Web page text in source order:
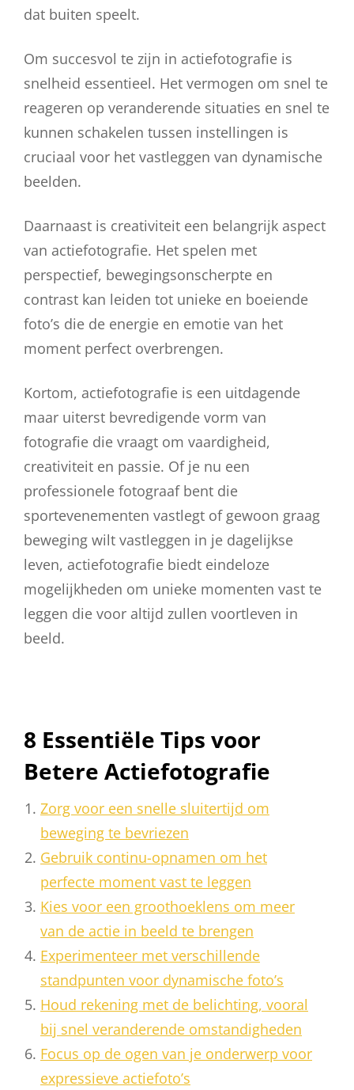
dat buiten speelt.
Om succesvol te zijn in actiefotografie is
snelheid essentieel. Het vermogen om snel te
reageren op veranderende situaties en snel te
kunnen schakelen tussen instellingen is
cruciaal voor het vastleggen van dynamische
beelden.
Daarnaast is creativiteit een belangrijk aspect
van actiefotografie. Het spelen met
perspectief, bewegingsonscherpte en
contrast kan leiden tot unieke en boeiende
foto’s die de energie en emotie van het
moment perfect overbrengen.
Kortom, actiefotografie is een uitdagende
maar uiterst bevredigende vorm van
fotografie die vraagt om vaardigheid,
creativiteit en passie. Of je nu een
professionele fotograaf bent die
sportevenementen vastlegt of gewoon graag
beweging wilt vastleggen in je dagelijkse
leven, actiefotografie biedt eindeloze
mogelijkheden om unieke momenten vast te
leggen die voor altijd zullen voortleven in
beeld.
8 Essentiële Tips voor
Betere Actiefotografie
Zorg voor een snelle sluitertijd om
beweging te bevriezen
Gebruik continu-opnamen om het
perfecte moment vast te leggen
Kies voor een groothoeklens om meer
van de actie in beeld te brengen
Experimenteer met verschillende
standpunten voor dynamische foto’s
Houd rekening met de belichting, vooral
bij snel veranderende omstandigheden
Focus op de ogen van je onderwerp voor
expressieve actiefoto’s